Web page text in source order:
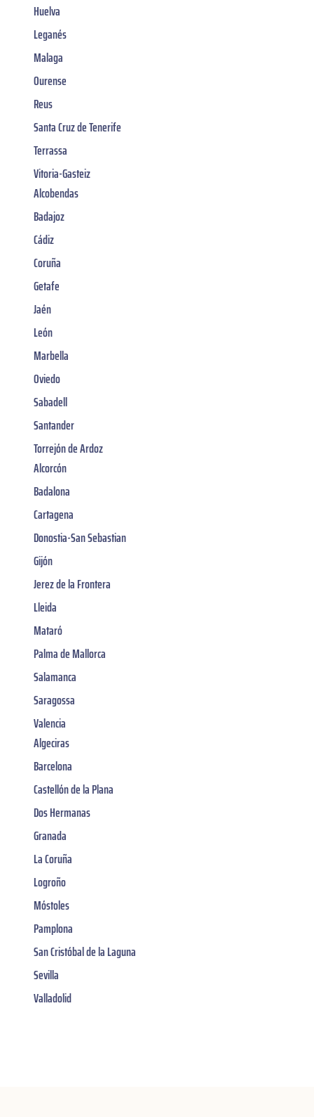
Huelva
Leganés
Malaga
Ourense
Reus
Santa Cruz de Tenerife
Terrassa
Vitoria-Gasteiz
Alcobendas
Badajoz
Cádiz
Coruña
Getafe
Jaén
León
Marbella
Oviedo
Sabadell
Santander
Torrejón de Ardoz
Alcorcón
Badalona
Cartagena
Donostia-San Sebastian
Gijón
Jerez de la Frontera
Lleida
Mataró
Palma de Mallorca
Salamanca
Saragossa
Valencia
Algeciras
Barcelona
Castellón de la Plana
Dos Hermanas
Granada
La Coruña
Logroño
Móstoles
Pamplona
San Cristóbal de la Laguna
Sevilla
Valladolid